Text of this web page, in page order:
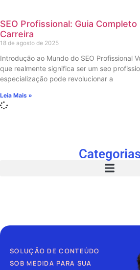
SEO Profissional: Guia
Carreira
18 de agosto de 2025
Introdução ao Mundo do SEO Profissional
que realmente significa ser um seo
especialização pode revolucionar a
Leia Mais »
SOLUÇÃO DE CONTEÚDO
SOB MEDIDA PARA SUA